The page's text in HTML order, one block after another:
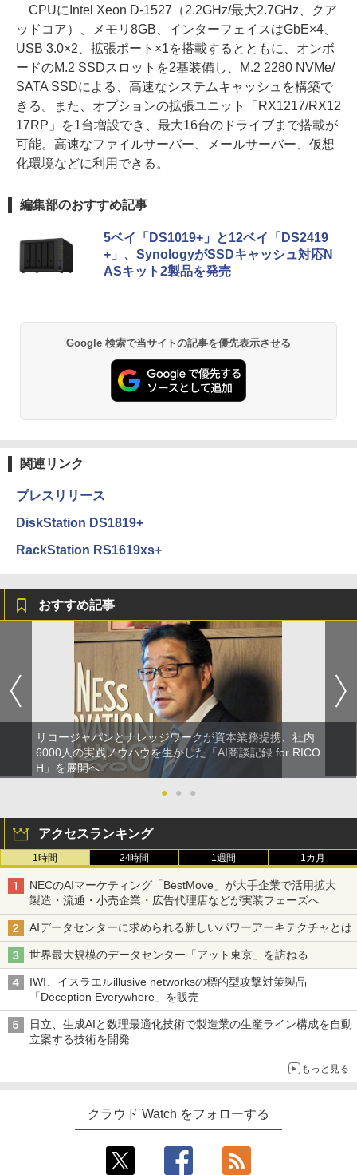
CPUにIntel Xeon D-1527（2.2GHz/最大2.7GHz、クア
ッドコア）、メモリ8GB、インターフェイスはGbE×4、
USB 3.0×2、拡張ポート×1を搭載するとともに、オンボ
ードのM.2 SSDスロットを2基装備し、M.2 2280 NVMe/
SATA SSDによる、高速なシステムキャッシュを構築で
きる。また、オプションの拡張ユニット「RX1217/RX12
17RP」を1台増設でき、最大16台のドライブまで搭載が
可能。高速なファイルサーバー、メールサーバー、仮想
化環境などに利用できる。
編集部のおすすめ記事
5ベイ「DS1019+」と12ベイ「DS2419
+」、SynologyがSSDキャッシュ対応N
ASキット2製品を発売
Google 検索で当サイトの記事を優先表示させる
関連リンク
プレスリリース
DiskStation DS1819+
RackStation RS1619xs+
おすすめ記事
リコージャパンとナレッジワークが資本業務提携、社内
6000人の実践ノウハウを生かした「AI商談記録 for RICO
H」を展開へ
●
● ●
アクセスランキング
1時間 24時間 1週間 1カ月
NECのAIマーケティング「BestMove」が大手企業で活用拡大
製造・流通・小売企業・広告代理店などが実装フェーズへ
AIデータセンターに求められる新しいパワーアーキテクチャとは
世界最大規模のデータセンター「アット東京」を訪ねる
IWI、イスラエルillusive networksの標的型攻撃対策製品
「Deception Everywhere」を販売
日立、生成AIと数理最適化技術で製造業の生産ライン構成を自動
立案する技術を開発
もっと見る
クラウド Watch をフォローする